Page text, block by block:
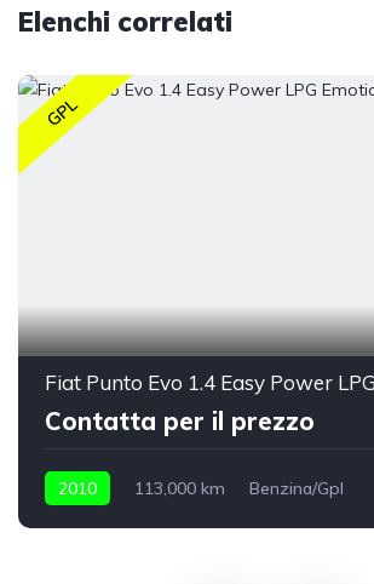
Elenchi correlati
GPL
Fiat Punto Evo 1.4 Easy Power
Contatta per il prezzo
2010 113,000 km Benzina/Gpl